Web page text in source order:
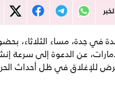
في جدة، مساء الثلاثاء،
عن الدعوة إلى سرعة
للإغلاق في ظل أحداث